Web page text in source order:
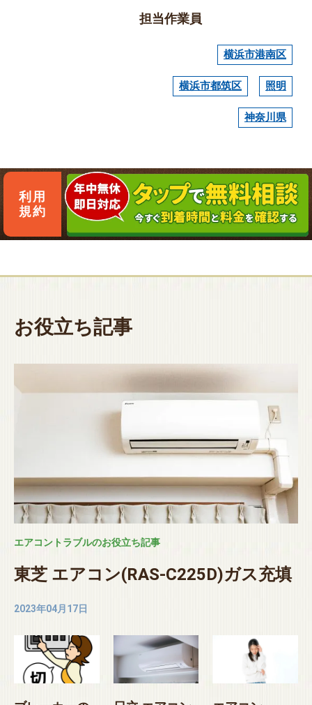
担当作業員
横浜市港南区
横浜市都筑区 照明
神奈川県
利用
規約
お役立ち記事
エアコントラブルのお役立ち記事
東芝 エアコン(RAS-C225D)ガス充填
2023年04月17日